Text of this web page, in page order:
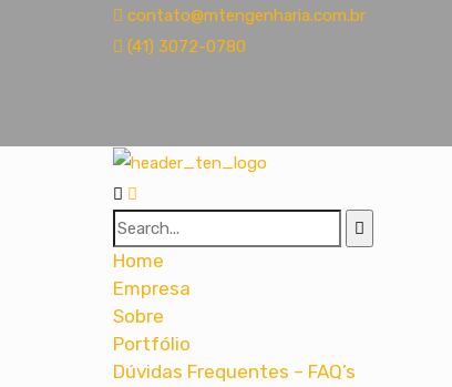
contato@mtengenharia.com.br
(41) 3072-0780
Home
Empresa
Sobre
Portfólio
Dúvidas Frequentes – FAQ’s